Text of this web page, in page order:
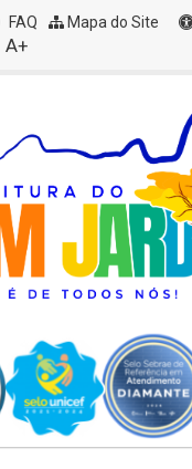
FAQ Mapa do Site
A+